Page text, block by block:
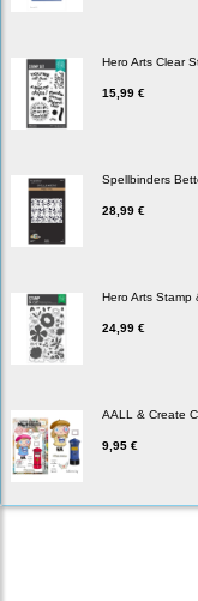
Hero Arts Clear
15,99 €
Spellbinders
28,99 €
Hero Arts Stamp
24,99 €
AALL & Create
9,95 €